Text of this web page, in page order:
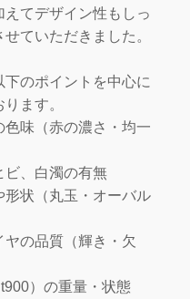
えてデザイン性もしっ
ていただきました。
下のポイントを中心に
ます。
色味（赤の濃さ・均一
ビ、白濁の有無
形状（丸玉・オーバル
ヤの品質（輝き・欠
）の重量・状態